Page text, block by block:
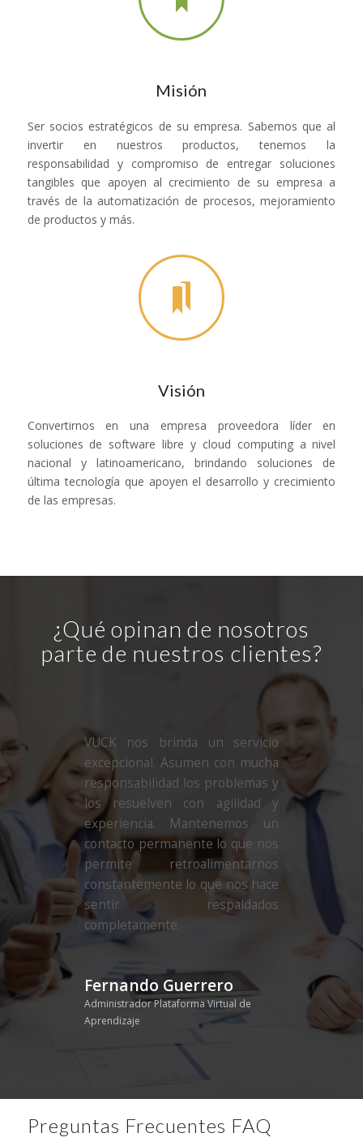
Misión
Ser socios estratégicos de su empresa. Sabemos que al
invertir en nuestros productos, tenemos la
responsabilidad y compromiso de entregar soluciones
tangibles que apoyen al crecimiento de su empresa a
través de la automatización de procesos, mejoramiento
de productos y más.
Visión
Convertirnos en una empresa proveedora líder en
soluciones de software libre y cloud computing a nivel
nacional y latinoamericano, brindando soluciones de
última tecnología que apoyen el desarrollo y crecimiento
de las empresas.
¿Qué opinan de nosotros
parte de nuestros clientes?
VUCK nos brinda un servicio
excepcional. Asumen con mucha
responsabilidad los problemas y
los resuelven con agilidad y
experiencia. Mantenemos un
contacto permanente lo que nos
permite retroalimentarnos
constantemente lo que nos hace
sentir respaldados
completamente.
Fernando Guerrero
Administrador Plataforma Virtual de
Aprendizaje
Preguntas Frecuentes FAQ